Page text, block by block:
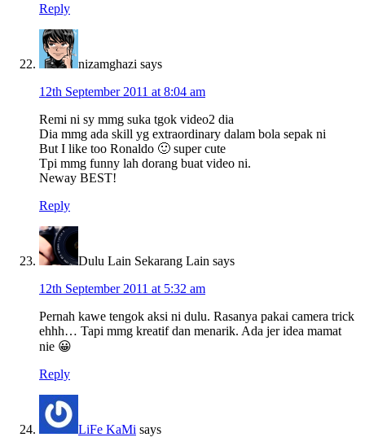
Reply
nizamghazi says
12th September 2011 at 8:04 am
Remi ni sy mmg suka tgok video2 dia
Dia mmg ada skill yg extraordinary dalam bola sepak ni
But I like too Ronaldo 🙂 super cute
Tpi mmg funny lah dorang buat video ni.
Neway BEST!
Reply
Dulu Lain Sekarang Lain says
12th September 2011 at 5:32 am
Pernah kawe tengok aksi ni dulu. Rasanya pakai camera trick
ehhh… Tapi mmg kreatif dan menarik. Ada jer idea mamat
nie 😀
Reply
LiFe KaMi says